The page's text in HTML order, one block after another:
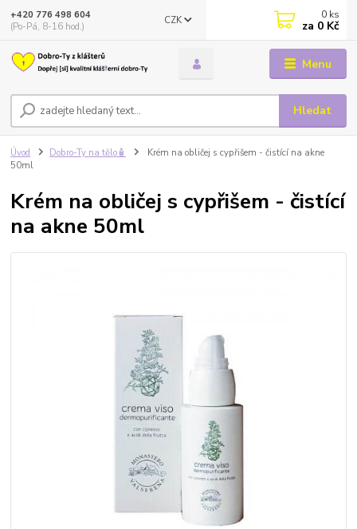
Menu
CZK
Hledat
+420 776 498 604
(Po-Pá, 8-16 hod.)
0 ks
za 0 Kč
Úvod Dobro-Ty na tělo🧴
Krém na obličej s cypřišem - čistící na akne
50ml
Krém na obličej s cypřišem - čistící
na akne 50ml